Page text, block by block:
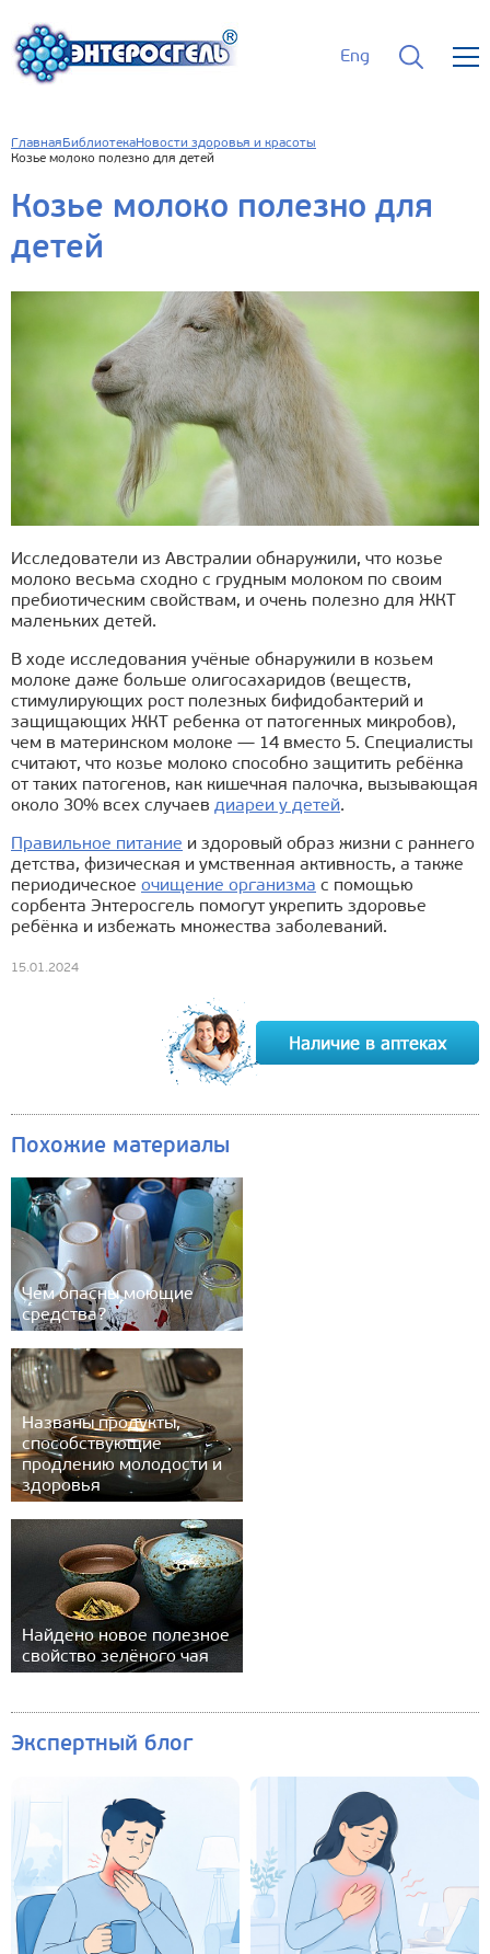
Eng
Главная БиблиотекаНовости здоровья и красоты
Козье молоко полезно для детей
Козье молоко полезно для
детей
Исследователи из Австралии обнаружили, что козье
молоко весьма сходно с грудным молоком по своим
пребиотическим свойствам, и очень полезно для ЖКТ
маленьких детей.
В ходе исследования учёные обнаружили в козьем
молоке даже больше олигосахаридов (веществ,
стимулирующих рост полезных бифидобактерий и
защищающих ЖКТ ребенка от патогенных микробов),
чем в материнском молоке — 14 вместо 5. Специалисты
считают, что козье молоко способно защитить ребёнка
от таких патогенов, как кишечная палочка, вызывающая
около 30% всех случаев диареи у детей.
Правильное питание и здоровый образ жизни с раннего
детства, физическая и умственная активность, а также
периодическое очищение организма с помощью
сорбента Энтеросгель помогут укрепить здоровье
ребёнка и избежать множества заболеваний.
15.01.2024
Похожие материалы
Чем опасны моющие
средства?
Названы продукты,
способствующие
продлению молодости и
здоровья
Найдено новое полезное
свойство зелёного чая
Экспертный блог